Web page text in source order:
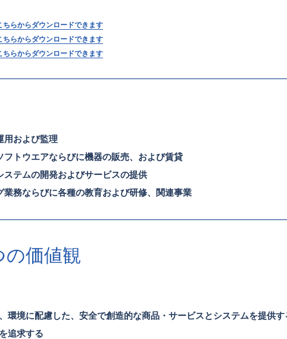
ちらからダウンロードできます
ちらからダウンロードできます
ちらからダウンロードできます
用および監理
トウエアならびに機器の販売、および賃貸
テムの開発およびサービスの提供
務ならびに各種の教育および研修、関連事業
価値観
環境に配慮した、安全で創造的な商品・サービスとシステムを提供す
追求する